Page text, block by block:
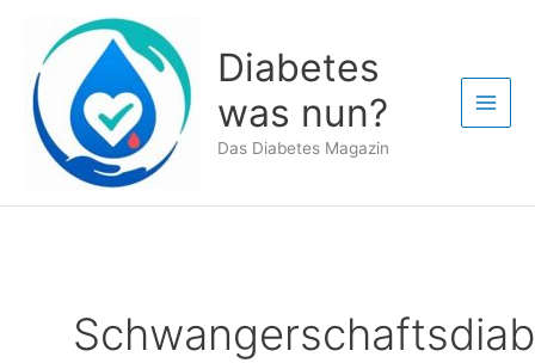
springen
Diabetes
was nun?
Das Diabetes Magazin